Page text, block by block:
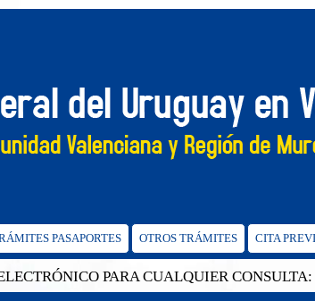
PASAPORTES OTROS TRÁMITES CITA
PARA CUALQUIER CONSULTA: